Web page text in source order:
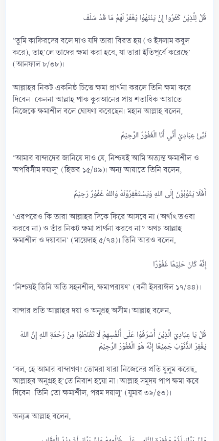
‘তুমি কাফিরদের বলে দাও যদি তারা বিরত হয় (ও ইসলাম কবুল
করে), তাহ’লে তাদের ক্ষমা করা হবে, যা তারা ইতিপূর্বে করেছে’
(আনফাল ৮/৩৮)।
আল্লাহর নিকট একনিষ্ঠ চিত্তে ক্ষমা প্রার্থনা করলে তিনি ক্ষমা করে
দিবেন। কেননা আল্লাহ পাক কুরআনের প্রায় শতাধিক আয়াতে
নিজেকে ক্ষমাশীল বলে ঘোষণা করেছেন। মহান আল্লাহ বলেন,
‘আমার বান্দাদের জানিয়ে দাও যে, নিশ্চয়ই আমি অত্যন্ত ক্ষমাশীল ও
অপরিসীম দয়ালু’ (হিজর ১৫/৪৯)। অন্য আয়াতে তিনি বলেন,
‘এরপরেও কি তারা আল্লাহর দিকে ফিরে আসবে না (অর্থাৎ তওবা
করবে না) ও তাঁর নিকট ক্ষমা প্রার্থনা করবে না? অথচ আল্লাহ
ক্ষমাশীল ও দয়াবান’ (মায়েদাহ ৫/৭৪)। তিনি আরও বলেন,
‘নিশ্চয়ই তিনি অতি সহনশীল, ক্ষমাপরায়ণ’ (বনী ইসরাঈল ১৭/৪৪)।
বান্দার প্রতি আল্লাহর দয়া ও অনুগ্রহ অসীম। আল্লাহ বলেন,
قُلْ يَا عِبَادِيَ الَّذِيْنَ أَسْرَفُوْا عَلَى أَنْفُسِهِمْ لَا تَقْنَطُوْا مِنْ رَحْمَةِ اللهِ إِنَّ اللهَ
‘বল, হে আমার বান্দাগণ! তোমরা যারা নিজেদের প্রতি যুলুম করেছ,
আল্লাহর অনুগ্রহ হ’তে নিরাশ হয়ো না। আল্লাহ সমুদয় পাপ ক্ষমা করে
দিবেন। তিনি তো ক্ষমাশীল, পরম দয়ালু’ (যুমার ৩৯/৫৩)।
অন্যত্র আল্লাহ বলেন,